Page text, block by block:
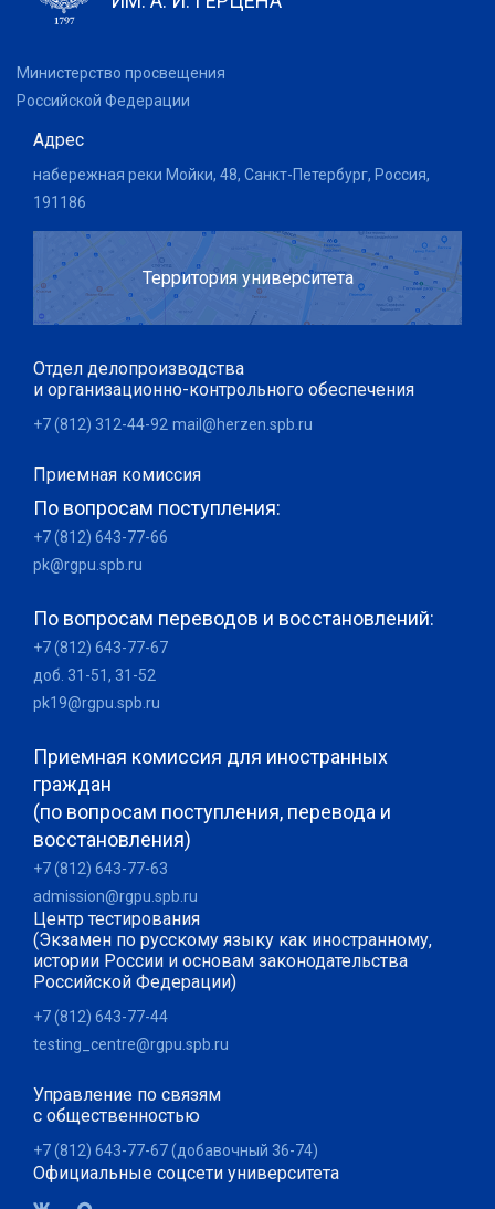
Министерство просвещения
Российской Федерации
Адрес
набережная реки Мойки, 48, Санкт-Петербург, Россия,
191186
Территория университета
Отдел делопроизводства
и организационно-контрольного обеспечения
+7 (812) 312-44-92 mail@herzen.spb.ru
Приемная комиссия
По вопросам поступления:
+7 (812) 643-77-66
pk@rgpu.spb.ru
По вопросам переводов и восстановлений:
+7 (812) 643-77-67
доб. 31-51, 31-52
pk19@rgpu.spb.ru
Приемная комиссия для иностранных
граждан
(по вопросам поступления, перевода и
восстановления)
+7 (812) 643-77-63
admission@rgpu.spb.ru
Центр тестирования
(Экзамен по русскому языку как иностранному,
истории России и основам законодательства
Российской Федерации)
+7 (812) 643-77-44
testing_centre@rgpu.spb.ru
Управление по связям
с общественностью
+7 (812) 643-77-67 (добавочный 36-74)
Официальные соцсети университета